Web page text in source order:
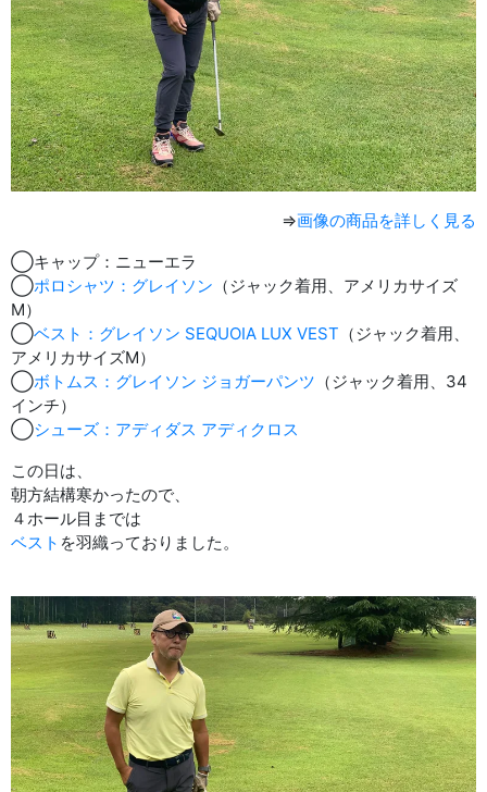
⇒画像の商品を詳しく見る
◯キャップ：ニューエラ
◯ポロシャツ：グレイソン （ジャック着用、アメリカサイズ
M）
◯ベスト：グレイソン SEQUOIA LUX VEST （ジャック着用、
アメリカサイズM）
◯ボトムス：グレイソン ジョガーパンツ （ジャック着用、34
インチ）
◯シューズ：アディダス アディクロス
この日は、
朝方結構寒かったので、
４ホール目までは
ベスト を羽織っておりました。